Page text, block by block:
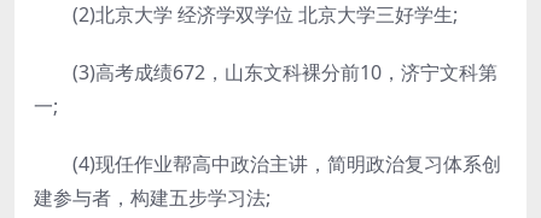
(2)北京大学 经济学双学位 北京大学三好学生;
(3)高考成绩672，山东文科裸分前10，济宁文科第
一;
(4)现任作业帮高中政治主讲，简明政治复习体系创
建参与者，构建五步学习法;